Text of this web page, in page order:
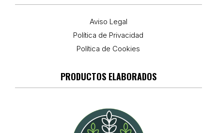
Aviso Legal
Política de Privacidad
Política de Cookies
PRODUCTOS ELABORADOS